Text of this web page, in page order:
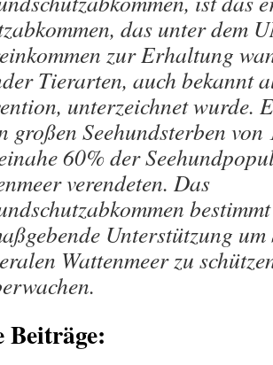
das unter dem
zur Erhaltung
Tierarten, auch bekannt
unterzeichnet wurde.
großen Seehundsterben von
60% der
verendeten. Das
Unterstützung um
Wattenmeer zu
Beiträge: